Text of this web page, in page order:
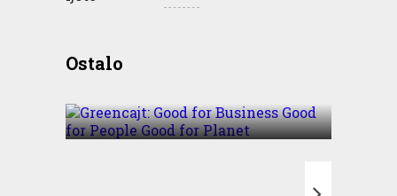
OstaloBusiness Good for People